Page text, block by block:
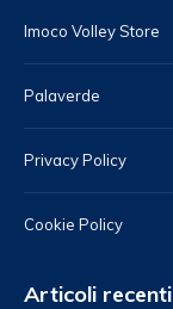
Imoco Volley Store
Palaverde
Privacy Policy
Cookie Policy
Articoli recenti